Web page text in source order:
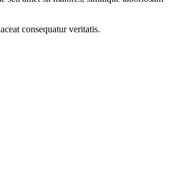
consequatur veritatis.